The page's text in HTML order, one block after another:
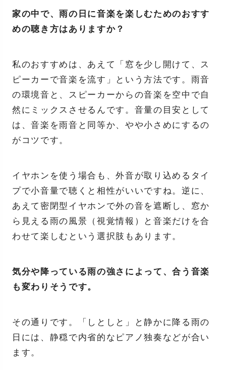
家の中で、雨の日に音楽を楽しむためのおすす
めの聴き方はありますか？
私のおすすめは、あえて「窓を少し開けて、ス
ピーカーで音楽を流す」という方法です。雨音
の環境音と、スピーカーからの音楽を空中で自
然にミックスさせるんです。音量の目安として
は、音楽を雨音と同等か、やや小さめにするの
がコツです。
イヤホンを使う場合も、外音が取り込めるタイ
プで小音量で聴くと相性がいいですね。逆に、
あえて密閉型イヤホンで外の音を遮断し、窓か
ら見える雨の風景（視覚情報）と音楽だけを合
わせて楽しむという選択肢もあります。
気分や降っている雨の強さによって、合う音楽
も変わりそうです。
その通りです。「しとしと」と静かに降る雨の
日には、静穏で内省的なピアノ独奏などが合い
ます。